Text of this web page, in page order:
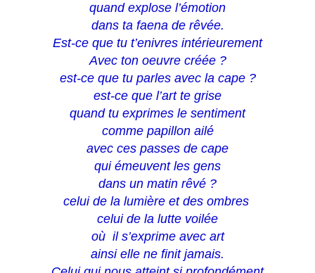
quand explose l’émotion
dans ta faena de rêvée.
Est-ce que tu t’enivres intérieurement
Avec ton oeuvre créée ?
est-ce que tu parles avec la cape ?
est-ce que l’art te grise
quand tu exprimes le sentiment
comme papillon ailé
avec ces passes de cape
qui émeuvent les gens
dans un matin rêvé ?
celui de la lumière et des ombres
celui de la lutte voilée
où il s’exprime avec art
ainsi elle ne finit jamais.